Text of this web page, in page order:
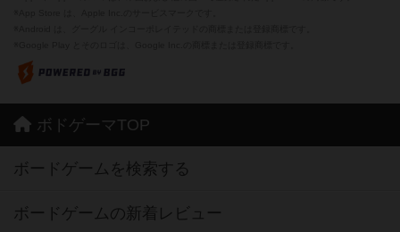
ボドゲーマTOP
ボードゲームを検索する
ボードゲームの新着レビュー